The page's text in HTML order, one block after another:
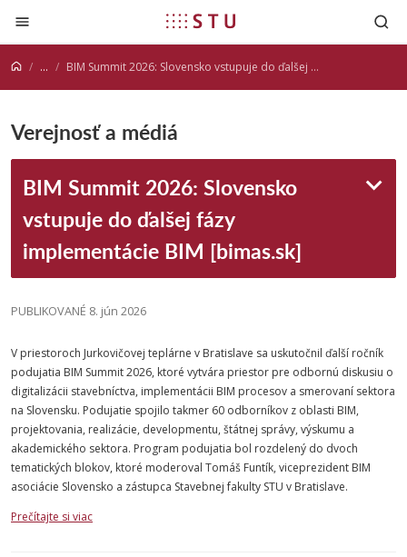
Prejsť na obsah
... BIM Summit 2026: Slovensko vstupuje do ďalšej fázy implementácie BIM [bimas.sk]
Verejnosť a médiá
BIM Summit 2026: Slovensko
vstupuje do ďalšej fázy
implementácie BIM [bimas.sk]
PUBLIKOVANÉ 8. jún 2026
V priestoroch Jurkovičovej teplárne v Bratislave sa uskutočnil ďalší ročník
podujatia BIM Summit 2026, ktoré vytvára priestor pre odbornú diskusiu o
digitalizácii stavebníctva, implementácii BIM procesov a smerovaní sektora
na Slovensku. Podujatie spojilo takmer 60 odborníkov z oblasti BIM,
projektovania, realizácie, developmentu, štátnej správy, výskumu a
akademického sektora. Program podujatia bol rozdelený do dvoch
tematických blokov, ktoré moderoval Tomáš Funtík, viceprezident BIM
asociácie Slovensko a zástupca Stavebnej fakulty STU v Bratislave.
Prečítajte si viac